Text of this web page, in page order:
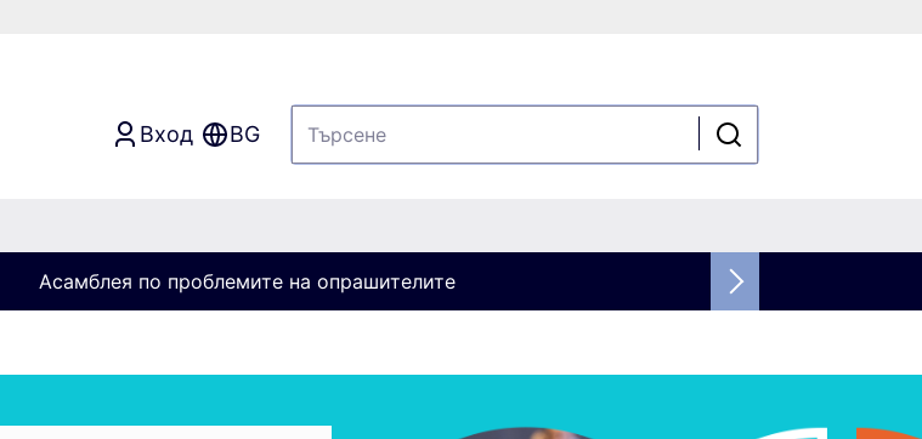
Вход BG
Асамблея по проблемите на опрашителите